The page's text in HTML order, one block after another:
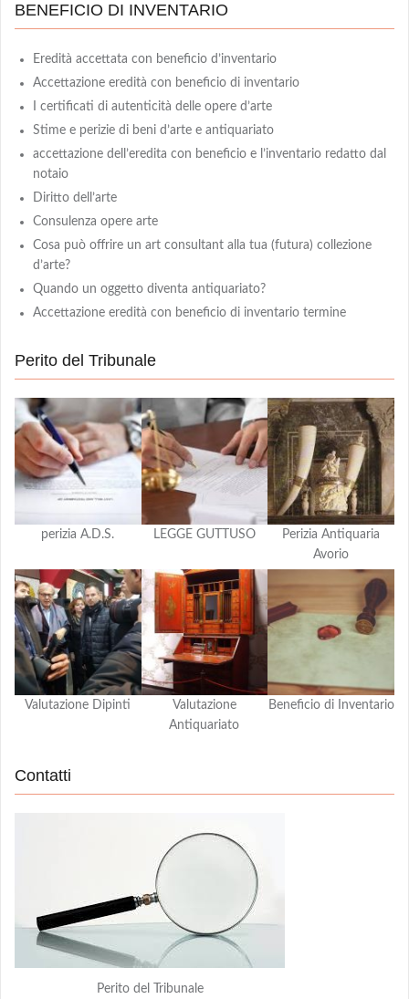
BENEFICIO DI INVENTARIO
Eredità accettata con beneficio d’inventario
Accettazione eredità con beneficio di inventario
I certificati di autenticità delle opere d’arte
Stime e perizie di beni d’arte e antiquariato
accettazione dell’eredita con beneficio e l’inventario redatto dal
notaio
Diritto dell’arte
Consulenza opere arte
Cosa può offrire un art consultant alla tua (futura) collezione
d’arte?
Quando un oggetto diventa antiquariato?
Accettazione eredità con beneficio di inventario termine
Perito del Tribunale
perizia A.D.S. LEGGE GUTTUSO
Perizia Antiquaria
Avorio
Valutazione Dipinti
Valutazione
Antiquariato
Beneficio di Inventario
Contatti
Perito del Tribunale